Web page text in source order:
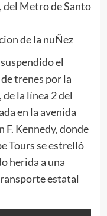
de la nuÑez
el
trenes por la
la línea 2 del
en la avenida
F. Kennedy, donde
Tours se estrelló
herida a una
estatal